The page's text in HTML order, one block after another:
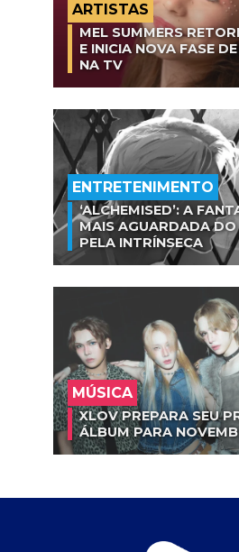
ARTISTAS
MEL SUMMERS
E INICIA NOVA FASE
NA TV
ENTRETENIMENTO
‘ALCHEMISED’: A
MAIS AGUARDADA
PELA INTRÍNSECA
MÚSICA
XLOV PREPARA SEU
ÁLBUM PARA